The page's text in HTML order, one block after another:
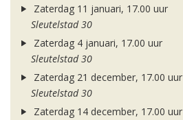
Zaterdag 11 januari, 17.00 uur
Sleutelstad 30
Zaterdag 4 januari, 17.00 uur
Sleutelstad 30
Zaterdag 21 december, 17.00 uur
Sleutelstad 30
Zaterdag 14 december, 17.00 uur